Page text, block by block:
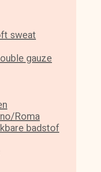
sweat
gauze
Roma
badstof